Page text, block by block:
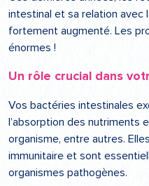
intestinal et sa relation avec
fortement augmenté. Les
énormes !
Un rôle crucial dans
Vos bactéries intestinales
l’absorption des nutriments
organisme, entre autres.
immunitaire et sont
organismes pathogènes.